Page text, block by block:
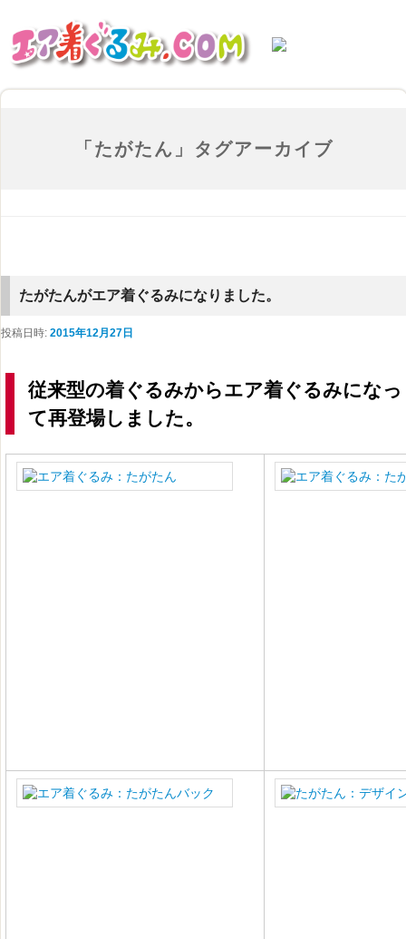
「たがたん 」タグアーカイブ
たがたんがエア着ぐるみになりました。
投稿日時: 2015年12月27日
従来型の着ぐるみからエア着ぐるみになっ
て再登場しました。